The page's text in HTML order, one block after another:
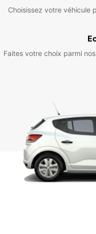
Choisissez votre véhicule
Faites votre choix parmi